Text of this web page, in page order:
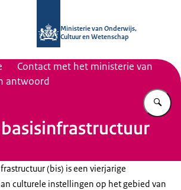
Ministerie van Onderwijs,
Cultuur en Wetenschap
Contact met het ministerie van
antwoord
(bis) is een vierjarige
culturele instellingen op het gebied van